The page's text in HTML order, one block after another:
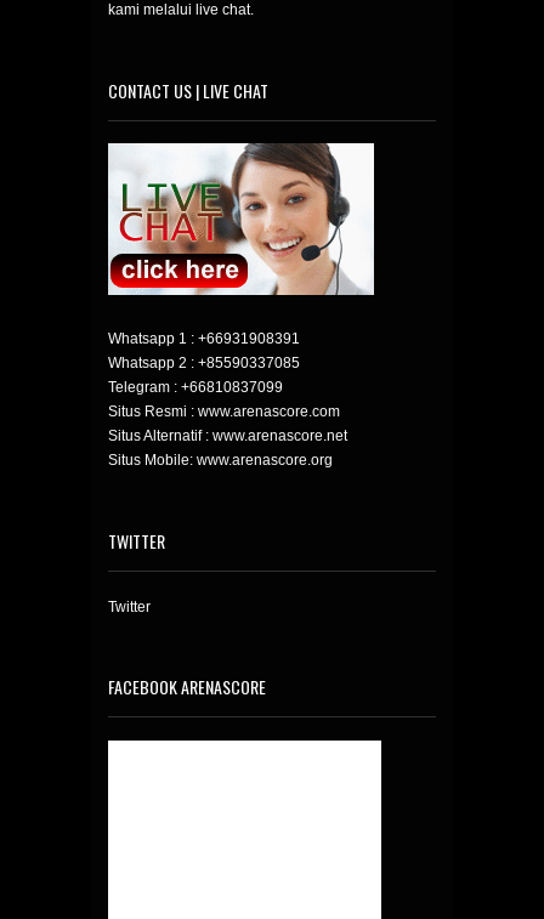
kami melalui live chat.
CONTACT US | LIVE CHAT
Whatsapp 1 : +66931908391
Whatsapp 2 : +85590337085
Telegram : +66810837099
Situs Resmi : www.arenascore.com
Situs Alternatif : www.arenascore.net
Situs Mobile: www.arenascore.org
TWITTER
Twitter
FACEBOOK ARENASCORE